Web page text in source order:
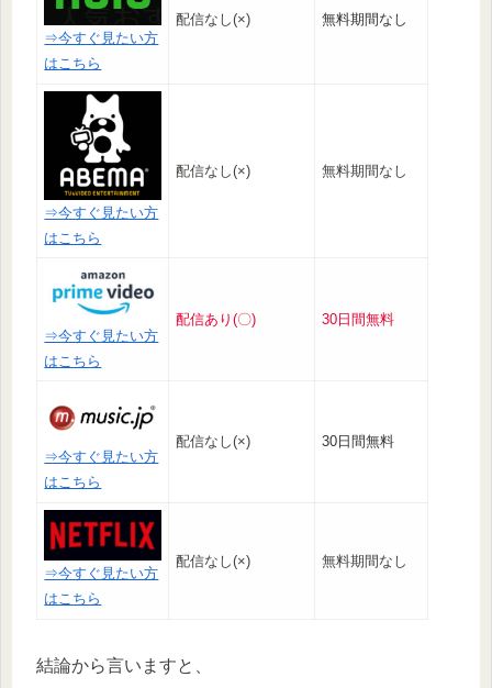
⇒今すぐ見たい方
はこちら
配信なし(×) 無料期間なし
⇒今すぐ見たい方
はこちら
配信なし(×) 無料期間なし
⇒今すぐ見たい方
はこちら
配信あり(〇) 30日間無料
⇒今すぐ見たい方
はこちら
配信なし(×) 30日間無料
⇒今すぐ見たい方
はこちら
配信なし(×) 無料期間なし
結論から言いますと、